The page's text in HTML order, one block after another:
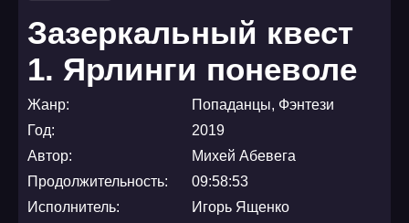
Зазеркальный квест
1. Ярлинги поневоле
Жанр: Попаданцы, Фэнтези
Год:
2019
Автор:
Михей Абевега
Продолжительность:
09:58:53
Исполнитель:
Игорь Ященко